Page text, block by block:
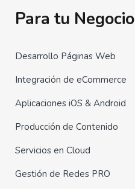
Para tu Negocio
Desarrollo Páginas Web
Integración de eCommerce
Aplicaciones iOS & Android
Producción de Contenido
Servicios en Cloud
Gestión de Redes PRO